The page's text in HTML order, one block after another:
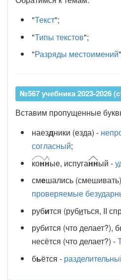
"Текст";
"Типы текстов";
"Разряды местоимений
№567 учебника 2023-2026
Вставим пропущенные
наездники (езда) -
согласный;
конные, испуганный -
смешались
проверяемые
рубится (рубиться, II
рубится (что делает?),
несётся (что делает?) -
бьётся -